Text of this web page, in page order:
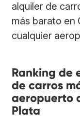
alquiler de
más barato en
cualquier
Ranking de
de carros
aeropuerto
Plata